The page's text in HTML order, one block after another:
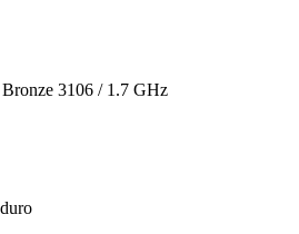
3106 / 1.7 GHz